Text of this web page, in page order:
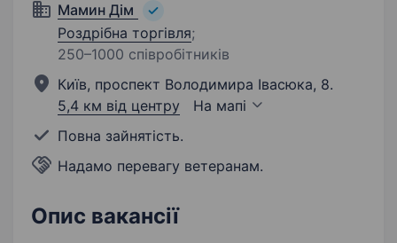
Мамин Дім
Роздрібна торгівля;
250–1000 співробітників
Київ, проспект Володимира Івасюка, 8.
5,4 км від центру
На мапі
Повна зайнятість.
Надамо перевагу ветеранам.
Опис вакансії